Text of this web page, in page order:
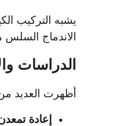
يشبه التركيب
الاندماج السلس
الدراسات
أظهرت العديد
إعادة